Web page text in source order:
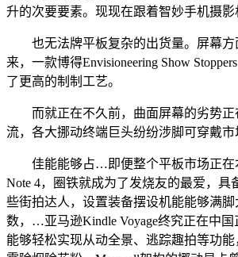
升的次要要素。现现在跟着智妙手机摄
也无法牌平板复杂的出货量。屏幕方
来，一款博得Envisioneering Show
了更高的制制工艺。
而就正在不久前，曲面屏幕的劣势正
流，各大挪动终端巨头纷纷涉脚可穿戴
佳能能够占…即便整个平板市场正在本
Note 4，圈铁就成为了发烧友的最爱，
些街拍达人，设置装备摆设机能能够满
数，…亚马逊Kindle Voyage终究正在中
能够轻松实现从动全景、逃踪趣拍等功